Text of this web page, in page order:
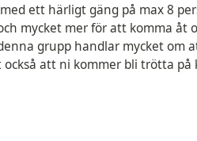
ett härligt gäng på max 8
mycket mer för att komma åt
grupp handlar mycket om
att ni kommer bli trötta på